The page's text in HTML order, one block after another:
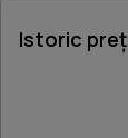
Istoric preț